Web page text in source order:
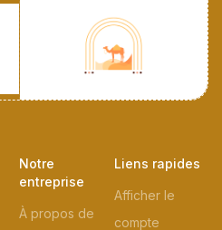
Notre
entreprise
À propos de
Liens rapides
Afficher le
compte